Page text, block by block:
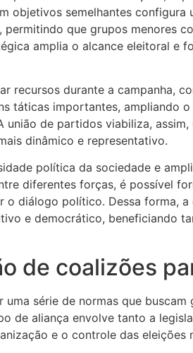
objetivos semelhantes configura
que grupos menores
amplia o alcance eleitoral e
recursos durante a campanha,
táticas importantes, ampliando
de partidos viabiliza, assim,
dinâmico e representativo.
política da sociedade e
diferentes forças, é possível
o diálogo político. Dessa forma,
e democrático, beneficiando
de coalizões
série de normas que buscam
de aliança envolve tanto a
e o controle das eleições